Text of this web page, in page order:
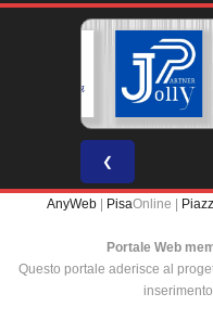
❮
AnyWeb PisaOnline |
Portale Web
Questo portale aderisce al